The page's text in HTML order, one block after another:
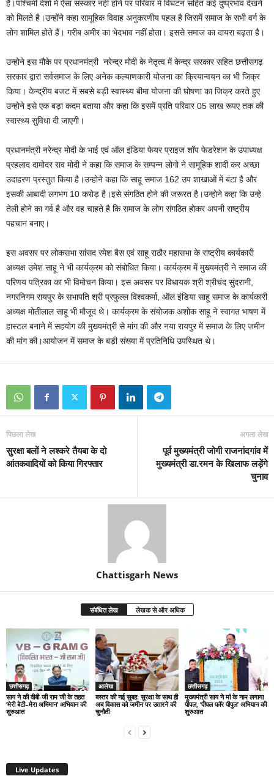
है।पश्चिमी देशों में ऐसा संस्कार नहीं होने पर परिवार में विघटन सहित कई दुष्प्रभाव देखने
को मिलते है।उन्होंने कहा सामूहिक विवाह अनुकरणीय पहल है जिसमें समाज के सभी वर्ग के
लोग शामिल होते हैं। गरीब अमीर का भेदभाव नहीं होता। इससे समाज का दायरा बढ़ता है।
उन्होने इस मौके पर प्रधानमंत्री नरेन्द्र मोदी के नेतृत्व में केन्द्र सरकार सहित छत्तीसगढ़
सरकार द्वारा सर्वसमाज के लिए अनेक कल्याणकारी योजना का क्रियान्वयन का भी जिक्र
किया। केन्द्रीय बजट में सबसे बड़ी स्वास्थ्य बीमा योजना की घोषणा का जिक्र करते हुए
उन्होने इसे एक बड़ा कदम बताया और कहा कि इसमें प्रति परिवार 05 लाख रूपए तक की
स्वास्थ्य सुविधा दी जाएगी।
प्रधानमंत्री नरेन्द्र मोदी के भाई एवं ऑल इंडिया फेयर प्राइज शॉप फेडरेशन के उपाध्यक्ष
प्रहलाद दामोदर राव मोदी ने कहा कि समाज के सम्पन्न लोगो ने सामूहिक शादी कर अच्छा
उदाहरण प्रस्तुत किया है।उन्होने कहा कि साहू समाज 162 उप शाखाओं में बंटा है और
इसकी आबादी लगभग 10 करोड़ है।इसे संगठित होने की जरूरत है।उन्होने कहा कि उन्हे
तेली होने का गर्व है और वह चाहते है कि समाज के लोग संगठित होकर अपनी राष्ट्रीय
पहचान बनाए।
इस अवसर पर लोकसभा सांसद रमेश बैस एवं साहू राठौर महासभा के राष्ट्रीय कार्यकारी
अध्यक्ष उमेश साहू ने भी कार्यक्रम को संबोधित किया। कार्यक्रम में मुख्यमंत्री ने समाज की
परिणय पत्रिका का भी विमोचन किया। इस अवसर पर विधायक श्री श्रीचंद सुंदरानी,
नगरनिगम रायपुर के सभापति श्री प्रफुल्ल विश्वकर्मा, ऑल इंडिया साहू समाज के कार्यकारी
अध्यक्ष मोतीलाल साहू भी मौजूद थे। कार्यक्रम के संयोजक अशोक साहू ने स्वागत भाषण में
हास्टल बनाने में सहयोग की मुख्यमंत्री से मांग की और नया रायपुर में समाज के लिए जमीन
की मांग की।आयोजन में समाज के बड़ी संख्या में प्रतिनिधि उपस्थित थे।
पिछला लेख
सुरक्षा बलों ने लश्करे तैयबा के दो
आंतकवादियों को किया गिरफ्तार
अगला लेख
पूर्व मुख्यमंत्री जोगी राजनांदगांव में
मुख्यमंत्री डा.रमन के खिलाफ लड़ेंगे
चुनाव
Chattisgarh News
संबंधित लेख लेखक से और अधिक
छत्तीसगढ़
साय ने की वीबी-जी राम जी के तहत
‘मेरी बेटी–मेरा अभिमान’ अभियान की
शुरुआत
आलेख
बस्तर की नई सुबह: सुरक्षा के साथ ही
अब विकास को जमीन पर उतारने की
चुनौती
छत्तीसगढ़
मुख्यमंत्री साय ने मां के नाम लगाया
पीपल, ‘पीपल फॉर पीपुल’ अभियान की
शुरुआत
Live Updates